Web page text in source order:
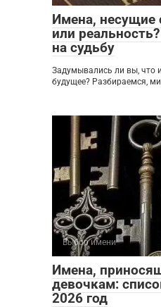
Имена, несущие
или
на судьбу
Задумывались ли вы, что
будущее? Разбираемся,
Выбор имени
Имена,
девочкам:
2026 год